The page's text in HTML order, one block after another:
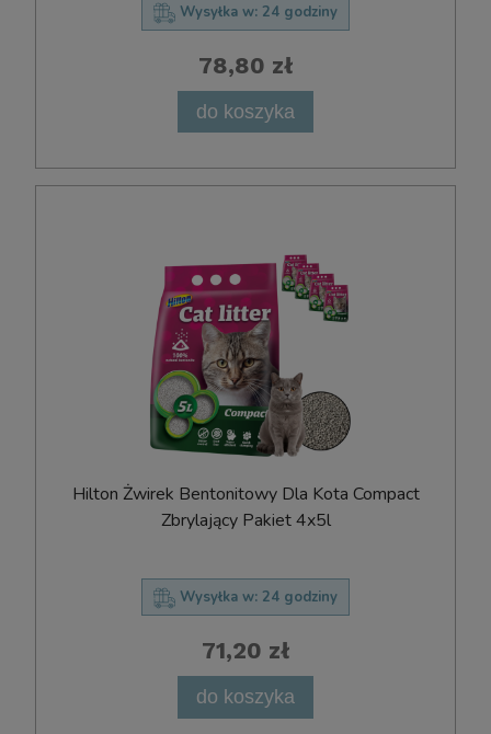
Wysyłka w: 24 godziny
78,80 zł
do koszyka
Hilton Żwirek Bentonitowy Dla Kota Compact
Zbrylający Pakiet 4x5l
Wysyłka w: 24 godziny
71,20 zł
do koszyka